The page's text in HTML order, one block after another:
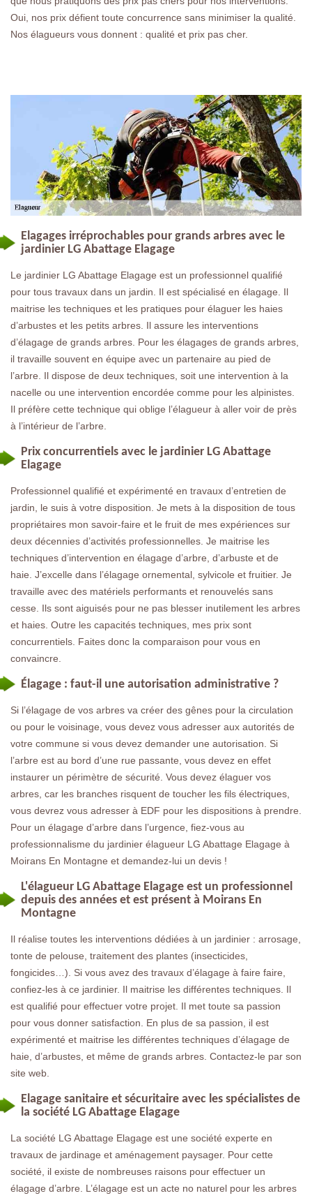
Oui, nos prix défient toute concurrence sans minimiser la qualité.
Nos élagueurs vous donnent : qualité et prix pas cher.
Elagages irréprochables pour grands arbres avec le
jardinier LG Abattage Elagage
Le jardinier LG Abattage Elagage est un professionnel qualifié
pour tous travaux dans un jardin. Il est spécialisé en élagage. Il
maitrise les techniques et les pratiques pour élaguer les haies
d’arbustes et les petits arbres. Il assure les interventions
d’élagage de grands arbres. Pour les élagages de grands arbres,
il travaille souvent en équipe avec un partenaire au pied de
l’arbre. Il dispose de deux techniques, soit une intervention à la
nacelle ou une intervention encordée comme pour les alpinistes.
Il préfère cette technique qui oblige l’élagueur à aller voir de près
à l’intérieur de l’arbre.
Prix concurrentiels avec le jardinier LG Abattage
Elagage
Professionnel qualifié et expérimenté en travaux d’entretien de
jardin, le suis à votre disposition. Je mets à la disposition de tous
propriétaires mon savoir-faire et le fruit de mes expériences sur
deux décennies d’activités professionnelles. Je maitrise les
techniques d’intervention en élagage d’arbre, d’arbuste et de
haie. J’excelle dans l’élagage ornemental, sylvicole et fruitier. Je
travaille avec des matériels performants et renouvelés sans
cesse. Ils sont aiguisés pour ne pas blesser inutilement les arbres
et haies. Outre les capacités techniques, mes prix sont
concurrentiels. Faites donc la comparaison pour vous en
convaincre.
Élagage : faut-il une autorisation administrative ?
Si l’élagage de vos arbres va créer des gênes pour la circulation
ou pour le voisinage, vous devez vous adresser aux autorités de
votre commune si vous devez demander une autorisation. Si
l’arbre est au bord d’une rue passante, vous devez en effet
instaurer un périmètre de sécurité. Vous devez élaguer vos
arbres, car les branches risquent de toucher les fils électriques,
vous devrez vous adresser à EDF pour les dispositions à prendre.
Pour un élagage d’arbre dans l’urgence, fiez-vous au
professionnalisme du jardinier élagueur LG Abattage Elagage à
Moirans En Montagne et demandez-lui un devis !
L'élagueur LG Abattage Elagage est un professionnel
depuis des années et est présent à Moirans En
Montagne
Il réalise toutes les interventions dédiées à un jardinier : arrosage,
tonte de pelouse, traitement des plantes (insecticides,
fongicides…). Si vous avez des travaux d’élagage à faire faire,
confiez-les à ce jardinier. Il maitrise les différentes techniques. Il
est qualifié pour effectuer votre projet. Il met toute sa passion
pour vous donner satisfaction. En plus de sa passion, il est
expérimenté et maitrise les différentes techniques d’élagage de
haie, d’arbustes, et même de grands arbres. Contactez-le par son
site web.
Elagage sanitaire et sécuritaire avec les spécialistes de
la société LG Abattage Elagage
La société LG Abattage Elagage est une société experte en
travaux de jardinage et aménagement paysager. Pour cette
société, il existe de nombreuses raisons pour effectuer un
élagage d’arbre. L’élagage est un acte no naturel pour les arbres